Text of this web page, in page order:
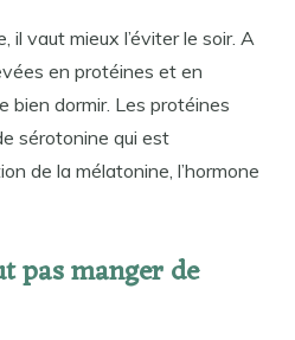
il vaut mieux l’éviter le soir. A
en protéines et en
bien dormir. Les protéines
sérotonine qui est
de la mélatonine, l’hormone
pas manger de